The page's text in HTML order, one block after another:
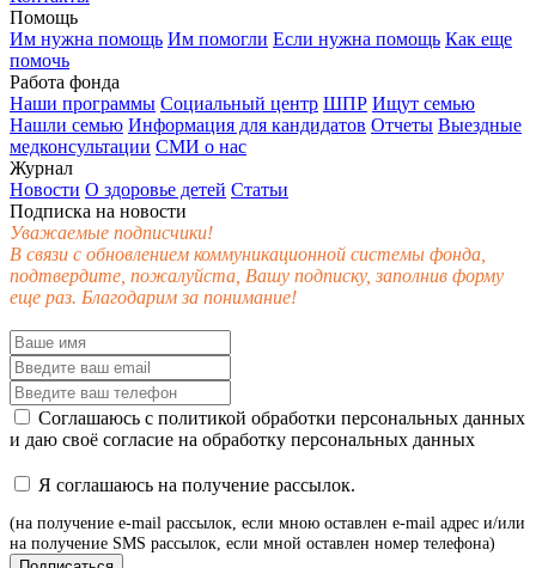
Помощь
Им нужна помощь Им помогли Если нужна помощь Как еще
помочь
Работа фонда
Наши программы Социальный центр ШПР Ищут семью
Нашли семью Информация для кандидатов Отчеты Выездные
медконсультации СМИ о нас
Журнал
Новости О здоровье детей Статьи
Подписка на новости
Уважаемые подписчики!
В связи с обновлением коммуникационной системы фонда,
подтвердите, пожалуйста, Вашу подписку, заполнив форму
еще раз. Благодарим за понимание!
Соглашаюсь с политикой обработки персональных данных
и даю своё согласие на обработку персональных данных
Я соглашаюсь на получение рассылок.
(на получение e-mail рассылок, если мною оставлен e-mail адрес и/или
на получение SMS рассылок, если мной оставлен номер телефона)